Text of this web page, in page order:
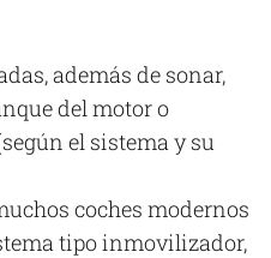
además de sonar,
del motor o
el sistema y su
coches modernos
tipo inmovilizador,